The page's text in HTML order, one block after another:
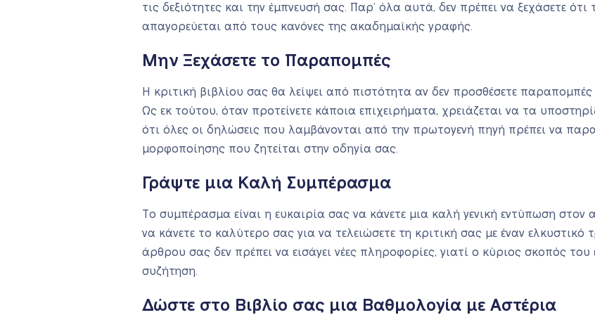
τις δεξιότητες και την έμπνευσή σας. Παρ’ όλα αυτά, δεν πρέπει να ξεχάσετε
απαγορεύεται από τους κανόνες της ακαδημαϊκής γραφής.
Μην Ξεχάσετε το Παραπομπές
Η κριτική βιβλίου σας θα λείψει από πιστότητα αν δεν προσθέσετε
Ως εκ τούτου, όταν προτείνετε κάποια επιχειρήματα, χρειάζεται να τα
ότι όλες οι δηλώσεις που λαμβάνονται από την πρωτογενή πηγή πρέπει να
μορφοποίησης που ζητείται στην οδηγία σας.
Γράψτε μια Καλή Συμπέρασμα
Το συμπέρασμα είναι η ευκαιρία σας να κάνετε μια καλή γενική εντύπωση στον
να κάνετε το καλύτερο σας για να τελειώσετε τη κριτική σας με έναν ελκυστικό
άρθρου σας δεν πρέπει να εισάγει νέες πληροφορίες, γιατί ο κύριος σκοπός
συζήτηση.
Δώστε στο Βιβλίο σας μια Βαθμολογία με Αστέρια